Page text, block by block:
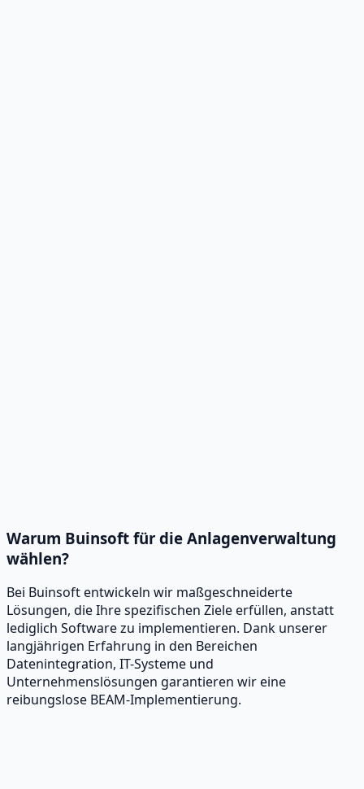
Warum Buinsoft für die Anlagenverwaltung
wählen?
Bei Buinsoft entwickeln wir maßgeschneiderte
Lösungen, die Ihre spezifischen Ziele erfüllen, anstatt
lediglich Software zu implementieren. Dank unserer
langjährigen Erfahrung in den Bereichen
Datenintegration, IT-Systeme und
Unternehmenslösungen garantieren wir eine
reibungslose BEAM-Implementierung.